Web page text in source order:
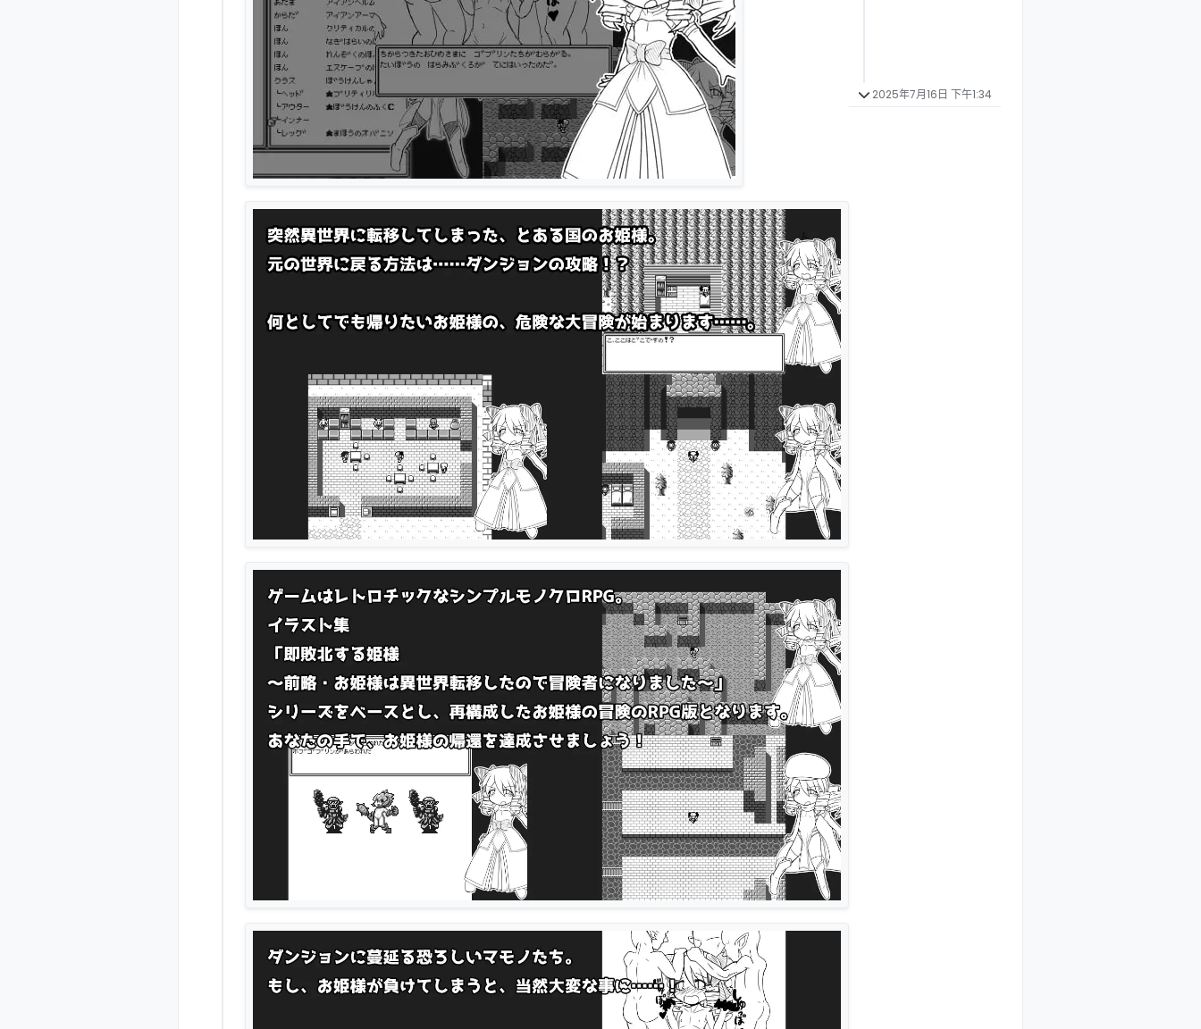
2025年7月16日 下午1:34